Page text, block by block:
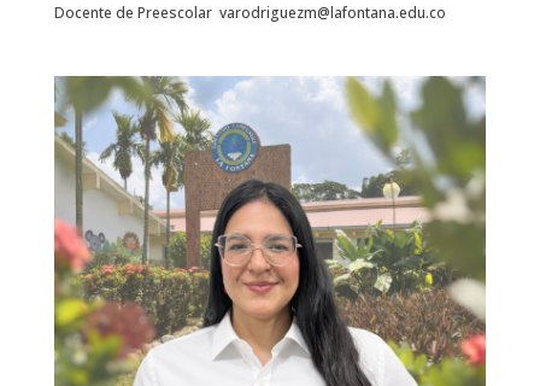
Docente de Preescolar varodriguezm@lafontana.edu.co